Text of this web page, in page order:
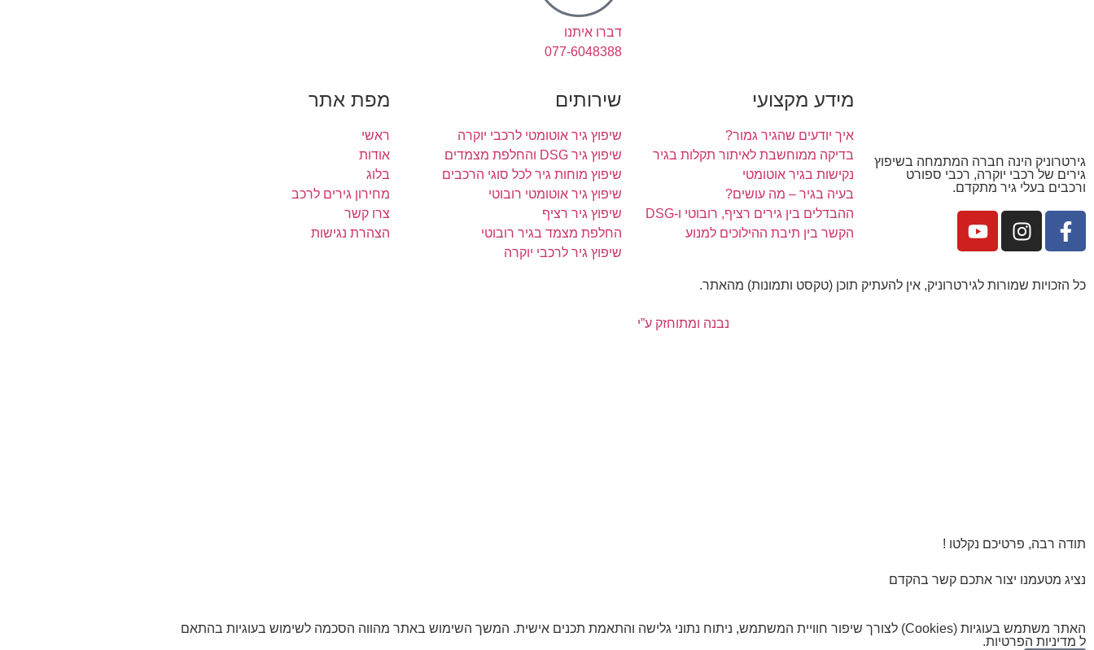
דברו איתנו
077-6048388
גירטרוניק הינה חברה המתמחה בשיפוץ
גירים של רכבי יוקרה, רכבי ספורט
ורכבים בעלי גיר מתקדם.
מידע מקצועי
איך יודעים שהגיר גמור?
בדיקה ממוחשבת לאיתור תקלות בגיר
נקישות בגיר אוטומטי
בעיה בגיר – מה עושים?
ההבדלים בין גירים רציף, רובוטי ו-DSG
הקשר בין תיבת ההילוכים למנוע
שירותים
שיפוץ גיר אוטומטי לרכבי יוקרה
שיפוץ גיר DSG והחלפת מצמדים
שיפוץ מוחות גיר לכל סוגי הרכבים
שיפוץ גיר אוטומטי רובוטי
שיפוץ גיר רציף
החלפת מצמד בגיר רובוטי
שיפוץ גיר לרכבי יוקרה
מפת אתר
ראשי
אודות
בלוג
מחירון גירים לרכב
צרו קשר
הצהרת נגישות
כל הזכויות שמורות לגירטרוניק, אין להעתיק תוכן (טקסט ותמונות) מהאתר.
נבנה ומתוחזק ע”י
תודה רבה, פרטיכם נקלטו !
נציג מטעמנו יצור אתכם קשר בהקדם
האתר משתמש בעוגיות (Cookies) לצורך שיפור חוויית המשתמש, ניתוח נתוני גלישה והתאמת תכנים אישית. המשך השימוש באתר מהווה הסכמה לשימוש בעוגיות בהתאם
ל מדיניות הפרטיות.